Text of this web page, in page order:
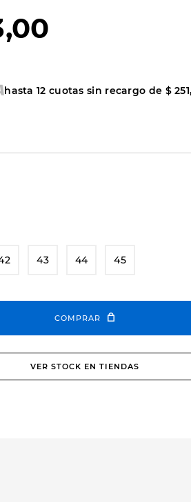
,00
hasta12 cuotas sin recargo de $ 251
43 44 45
COMPRAR
VER STOCK EN TIENDAS